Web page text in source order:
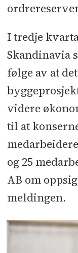
I tredje
Skandinavia
følge av at
videre
til at
og 25
AB om
meldingen.